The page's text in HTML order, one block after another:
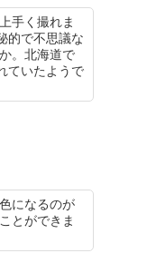
手く撮れま
的で不思議な
。北海道で
ていたようで
になるのが
とができま